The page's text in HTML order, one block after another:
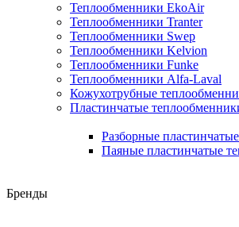
Теплообменники EkoAir
Теплообменники Tranter
Теплообменники Swep
Теплообменники Kelvion
Теплообменники Funke
Теплообменники Alfa-Laval
Кожухотрубные
Пластинчатые
Разборные
Паяные пластинчатые
Бренды